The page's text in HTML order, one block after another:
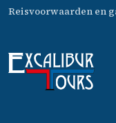
Reisvoorwaarden en